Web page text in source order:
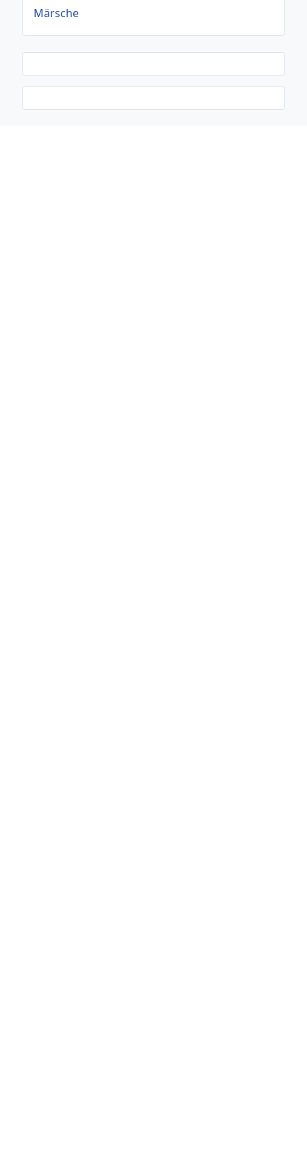
Märsche